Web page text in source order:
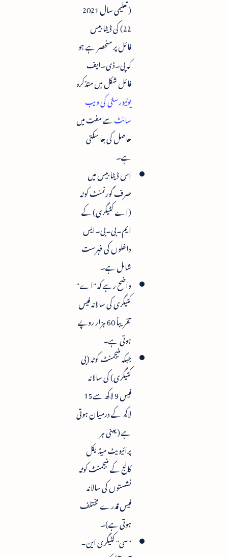
(تعلیمی سال 2021-
22) کی ڈیٹابیس
فائل پر منحصر ہے جو
کہ پی۔ڈی۔ایف
فائل شکل میں متذکرہ
یونیورسٹی کی ویب
سائٹسے مفت میں
حاصل کی جا سکتی
ہے۔
اس ڈیٹابیس میں
صرف گورنمنٹ کوٹہ
(اے کٹیگری) کے
ایم۔بی۔بی۔ایس
داخلوں کی فہرست
شامل ہے۔
واضح رہے کہ "اے"
کٹیگری کی سالانہ فیس
تقریباً 60 ہزار روپے
ہوتی ہے۔
جبکہ منیجمنٹ کوٹہ (بی
کٹیگری) کی سالانہ
فیس 9 لاکھ سے 15
لاکھ کے درمیان ہوتی
ہے (یعنی ہر
پرائیویٹ میڈیکل
کالج کے منیجمنٹ کوٹہ
نشستوں کی سالانہ
فیس قدرے مختلف
ہوتی ہے)۔
"سی" کٹیگری این۔